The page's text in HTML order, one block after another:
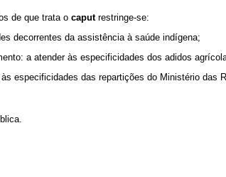
de que trata o caputrestringe-se:
decorrentes da assistência à saúde indígena;
a atender às especificidades dos adidos
especificidades das repartições do Ministério das